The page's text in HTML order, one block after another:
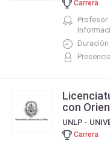
Carrera
Profesor
Presencial
con
Carrera